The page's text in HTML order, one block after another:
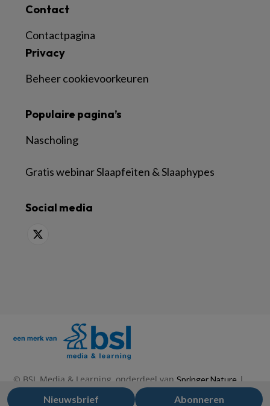
Contact
Contactpagina
Privacy
Beheer cookievoorkeuren
Populaire pagina’s
Nascholing
Gratis webinar Slaapfeiten & Slaaphypes
Social media
© BSL Media & Learning, onderdeel van Springer Nature |
Privacy Statement | Disclaimer|Voorwaarden
Nieuwsbrief Abonneren